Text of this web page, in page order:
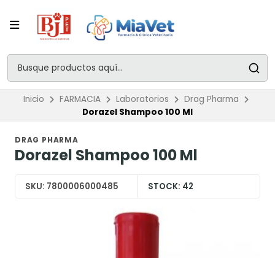
Inicio FARMACIA Laboratorios
Drag Pharma
Dorazel Shampoo 100 Ml
DRAG PHARMA
Dorazel Shampoo 100 Ml
SKU: 7800006000485 STOCK: 42